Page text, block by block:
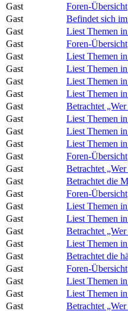
Gast
Foren-Übersicht
Gast
Befindet sich
Gast
Liest Themen
Gast
Foren-Übersicht
Gast
Liest Themen
Gast
Liest Themen
Gast
Liest Themen
Gast
Liest Themen
Gast
Betrachtet
Gast
Liest Themen
Gast
Liest Themen
Gast
Liest Themen
Gast
Foren-Übersicht
Gast
Betrachtet
Gast
Betrachtet die
Gast
Foren-Übersicht
Gast
Liest Themen
Gast
Liest Themen
Gast
Betrachtet
Gast
Liest Themen
Gast
Betrachtet die
Gast
Foren-Übersicht
Gast
Liest Themen
Gast
Liest Themen
Gast
Betrachtet